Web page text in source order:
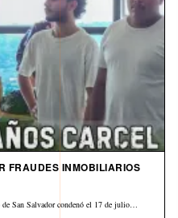
FRAUDES INMOBILIARIOS
San Salvador condenó el 17 de julio…